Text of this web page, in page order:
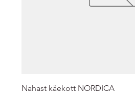
Nahast käekott NORDICA